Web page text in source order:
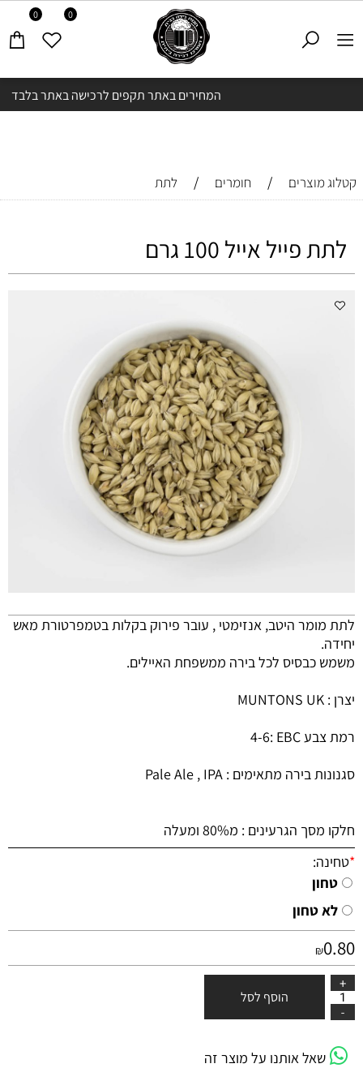
המחירים באתר תקפים לרכישה באתר בלבד
0 0
קטלוג מוצרים / חומרים / לתת
לתת פייל אייל 100 גרם
לתת מומר היטב, אנזימטי , עובר פירוק בקלות בטמפרטורת מאש
יחידה.
משמש כבסיס לכל בירה ממשפחת האיילים.
יצרן : MUNTONS UK
רמת צבעEBC
:4-6
סגנונות בירה מתאימים : Pale Ale , IPA
חלקו מסך הגרעינים : מ80% ומעלה
*טחינה:
טחון
לא טחון
₪0.80
הוסף לסל
שאל אותנו על מוצר זה